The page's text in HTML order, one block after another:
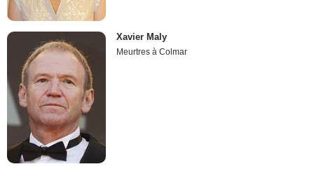
Xavier Maly
Meurtres à Colmar